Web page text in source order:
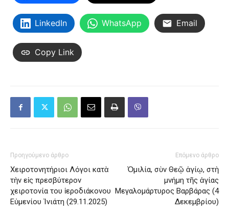
LinkedIn WhatsApp Email
Copy Link
Προηγούμενο άρθρο
Χειροτονητήριοι Λόγοι κατὰ
τὴν εἰς πρεσβύτερον
χειροτονία του ἱεροδιάκονου
Εὐμενίου Ἰνιάτη (29.11.2025)
Επόμενο άρθρο
Ὁμιλία, σὺν Θεῷ ἁγίῳ, στὴ
μνήμη τῆς ἁγίας
Μεγαλομάρτυρος Βαρβάρας (4
Δεκεμβρίου)